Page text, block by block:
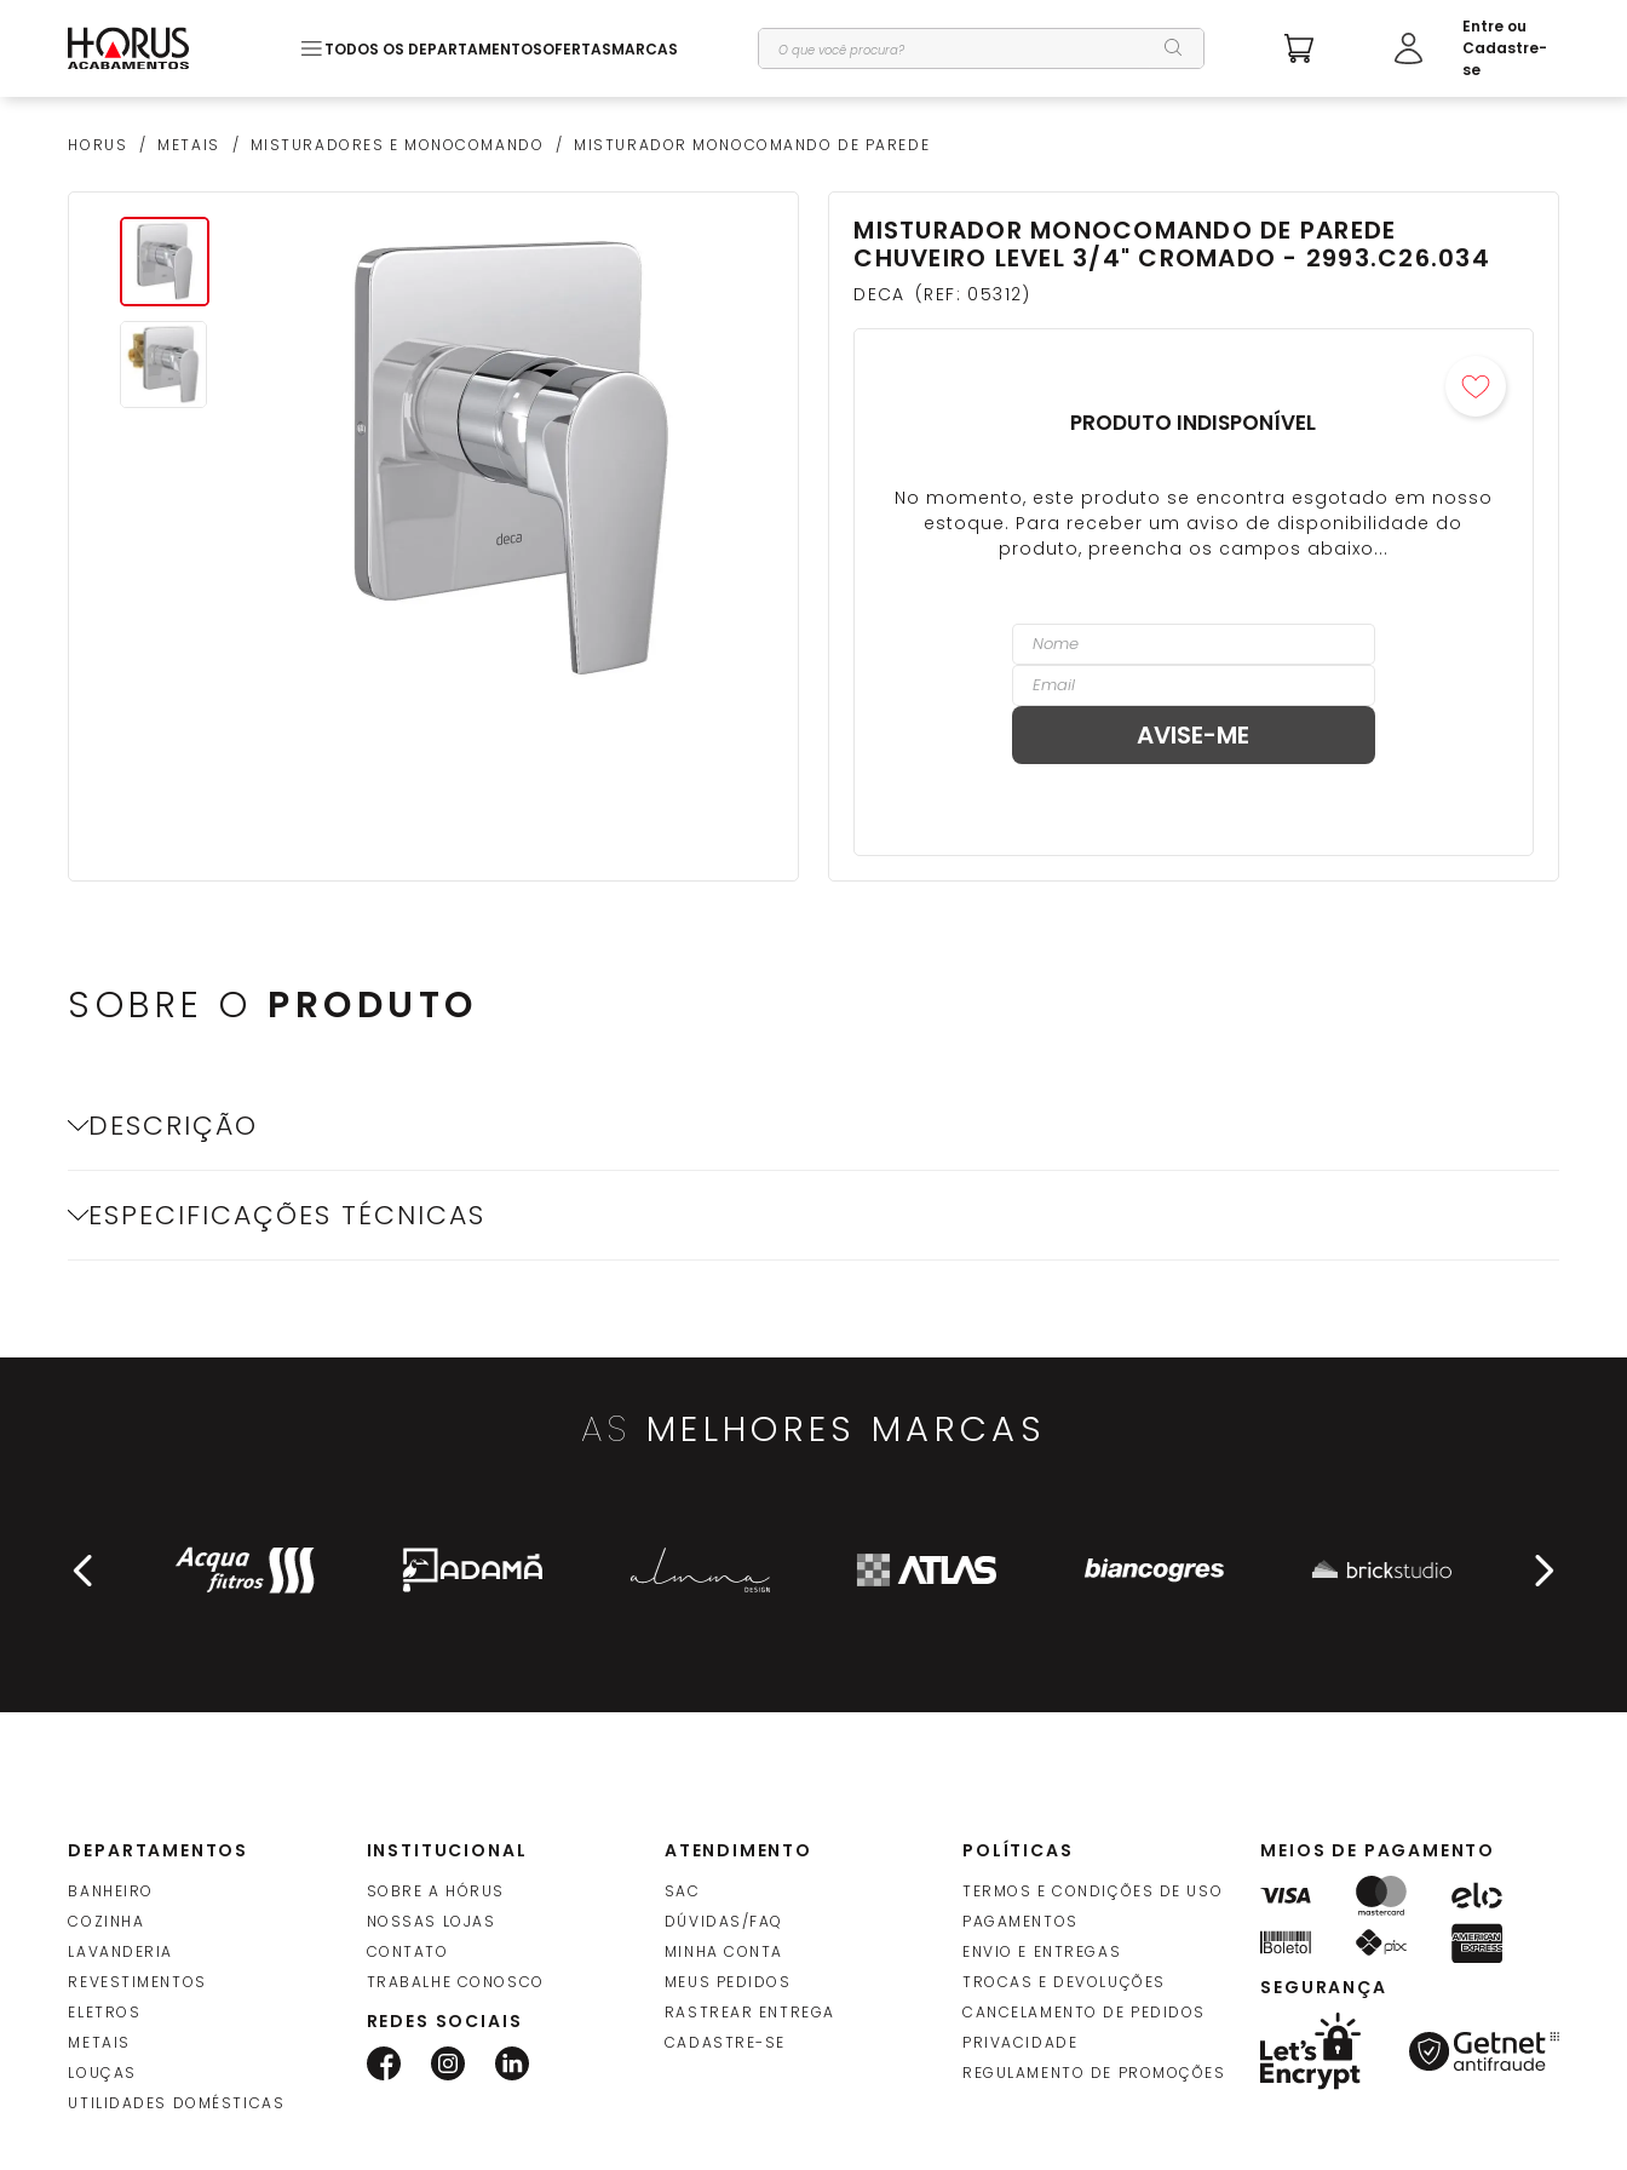
TODOS OS DEPARTAMENTOSOFERTASMARCAS O que você procura?
HORUS METAIS MISTURADORES E MONOCOMANDO MISTURADOR MONOCOMANDO DE PAREDE
MISTURADOR MONOCOMANDO DE PAREDE
CHUVEIRO LEVEL 3/4" CROMADO - 2993.C26.034
DECA REF: 05312
PRODUTO INDISPONÍVEL
SOBRE O PRODUTO
DESCRIÇÃO
ESPECIFICAÇÕES TÉCNICAS
AS MELHORES MARCAS
DEPARTAMENTOS
BANHEIRO
COZINHA
LAVANDERIA
REVESTIMENTOS
ELETROS
METAIS
LOUÇAS
UTILIDADES DOMÉSTICAS
INSTITUCIONAL
SOBRE A HÓRUS
NOSSAS LOJAS
CONTATO
TRABALHE CONOSCO
REDES SOCIAIS
ATENDIMENTO
SAC
DÚVIDAS/FAQ
MINHA CONTA
MEUS PEDIDOS
RASTREAR ENTREGA
CADASTRE-SE
POLÍTICAS
TERMOS E CONDIÇÕES DE USO
PAGAMENTOS
ENVIO E ENTREGAS
TROCAS E DEVOLUÇÕES
CANCELAMENTO DE PEDIDOS
PRIVACIDADE
REGULAMENTO DE PROMOÇÕES
MEIOS DE PAGAMENTO
SEGURANÇA